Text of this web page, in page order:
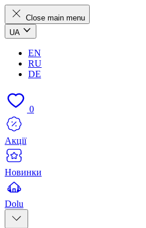
Close main menu
UA
EN
RU
DE
0
Акції
Новинки
Dolu